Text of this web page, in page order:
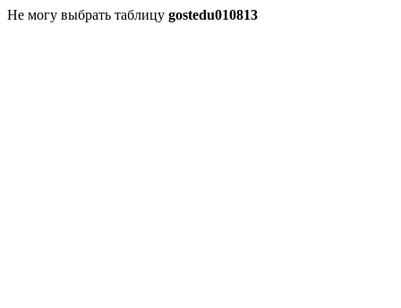
Не могу выбрать таблицу gostedu010813